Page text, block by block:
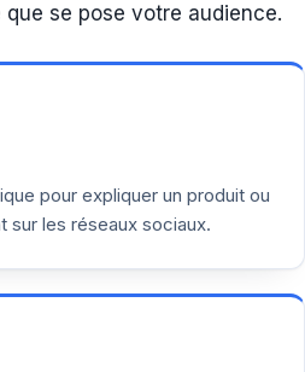
se pose votre audience.
pour expliquer un produit ou
sur les réseaux sociaux.